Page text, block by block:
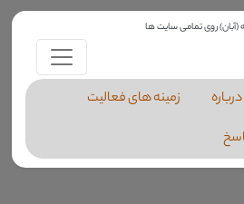
(آبان) روی تمامی سایت ها
درباره
زمینه های فعالیت